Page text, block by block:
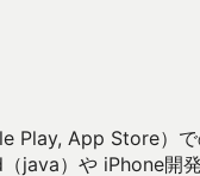
Play, App Store）
java）や iPhone開